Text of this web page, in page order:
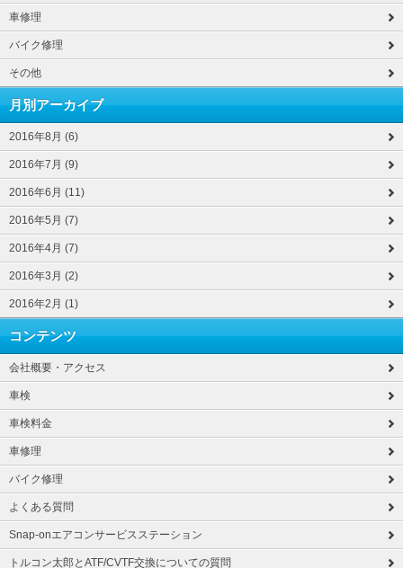
車修理
バイク修理
その他
月別アーカイブ
2016年8月 (6)
2016年7月 (9)
2016年6月 (11)
2016年5月 (7)
2016年4月 (7)
2016年3月 (2)
2016年2月 (1)
コンテンツ
会社概要・アクセス
車検
車検料金
車修理
バイク修理
よくある質問
Snap-onエアコンサービスステーション
トルコン太郎とATF/CVTF交換についての質問